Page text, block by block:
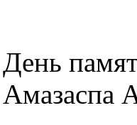
День
Амазаспа